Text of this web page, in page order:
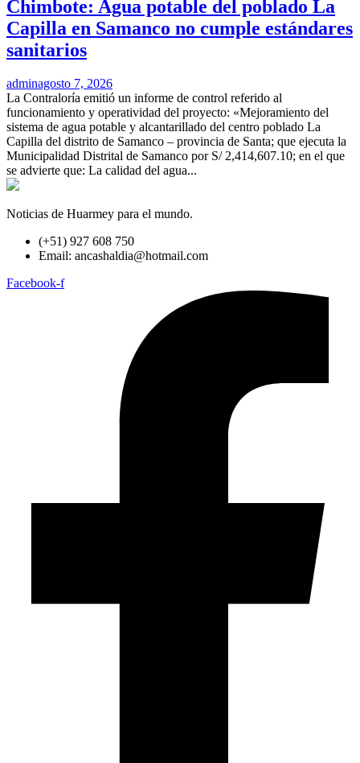
Chimbote: Agua potable del poblado La
Capilla en Samanco no cumple estándares
sanitarios
adminagosto 7, 2026
La Contraloría emitió un informe de control referido al
funcionamiento y operatividad del proyecto: «Mejoramiento del
sistema de agua potable y alcantarillado del centro poblado La
Capilla del distrito de Samanco – provincia de Santa; que ejecuta la
Municipalidad Distrital de Samanco por S/ 2,414,607.10; en el que
se advierte que: La calidad del agua...
Noticias de Huarmey para el mundo.
(+51) 927 608 750
Email: ancashaldia@hotmail.com
Facebook-f